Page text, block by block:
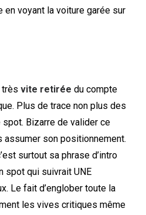
en voyant la voiture garée sur
très vite retirée du compte
Plus de trace non plus des
Bizarre de valider ce
assumer son positionnement.
surtout sa phrase d’intro
spot qui suivrait UNE
Le fait d’englober toute la
les vives critiques même